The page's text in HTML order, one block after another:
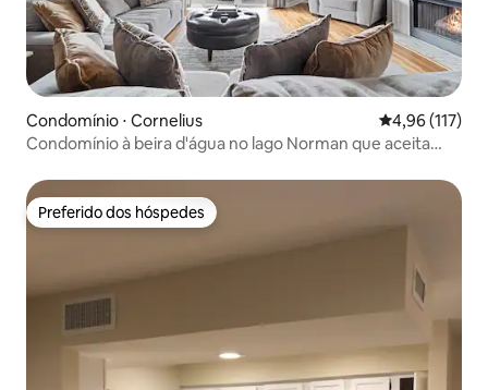
Condomínio ⋅ Cornelius 4,96 de uma
4,96 (117)
Condomínio à beira d'água no lago Norman que aceita
Preferido dos hóspedes
Preferido dos hóspedes